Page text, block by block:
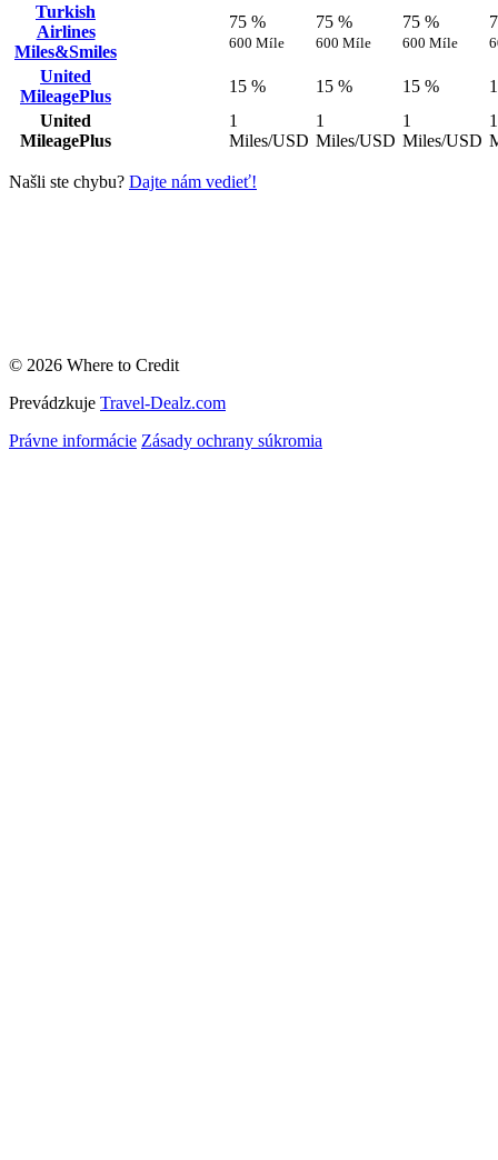
Turkish
Airlines
Miles&Smiles
75 %
600 Míle
75 %
600 Míle
75 %
600 Míle
United
MileagePlus
15 % 15 % 15 %
United
MileagePlus
1
Miles/USD
1
Miles/USD
1
Miles/USD
1
Našli ste chybu? Dajte nám vedieť!
© 2026 Where to Credit
Prevádzkuje Travel-Dealz.com
Právne informácie Zásady ochrany súkromia